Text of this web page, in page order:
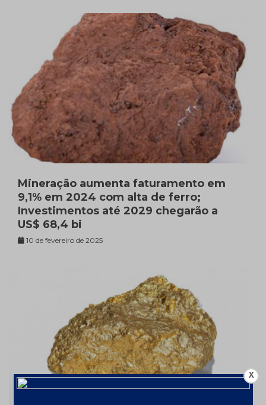
Mineração aumenta faturamento em
9,1% em 2024 com alta de ferro;
Investimentos até 2029 chegarão a
US$ 68,4 bi
10 de fevereiro de 2025
X